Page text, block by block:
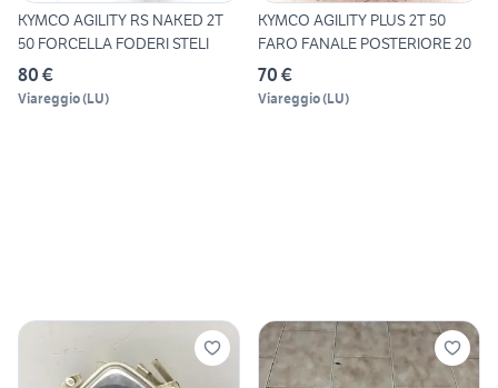
KYMCO AGILITY RS NAKED 2T
50 FORCELLA FODERI STELI
80 €
Viareggio(LU)
KYMCO AGILITY PLUS 2T 50
FARO FANALE POSTERIORE 20
70 €
Viareggio(LU)